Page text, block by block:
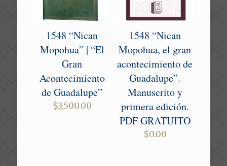
1548 “Nican
Mopohua” | “El
Gran
Acontecimiento
de Guadalupe”
$3,500.00
1548 “Nican
Mopohua, el gran
acontecimiento de
Guadalupe”.
Manuscrito y
primera edición.
PDF GRATUITO
$0.00